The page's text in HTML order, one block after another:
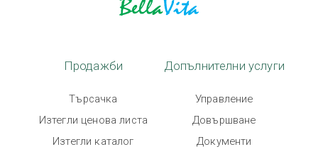
Продажби
Търсачка
Изтегли ценова листа
Изтегли каталог
Допълнителни услуги
Управление
Довършване
Документи